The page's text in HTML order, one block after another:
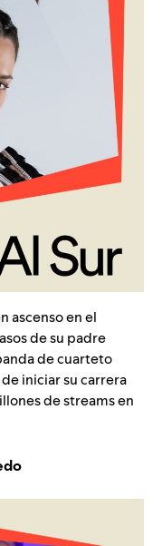
ascenso en el
de su padre
de cuarteto
iniciar su carrera
de streams en